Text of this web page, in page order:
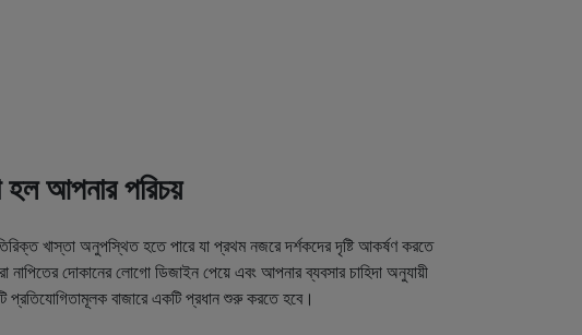
আপনার পরিচয়
খাস্তা অনুপস্থিত হতে পারে যা প্রথম নজরে দর্শকদের দৃষ্টি আকর্ষণ করতে
দোকানের লোগো ডিজাইন পেয়ে এবং আপনার ব্যবসার চাহিদা অনুযায়ী
প্রতিযোগিতামূলক বাজারে একটি প্রধান শুরু করতে হবে।